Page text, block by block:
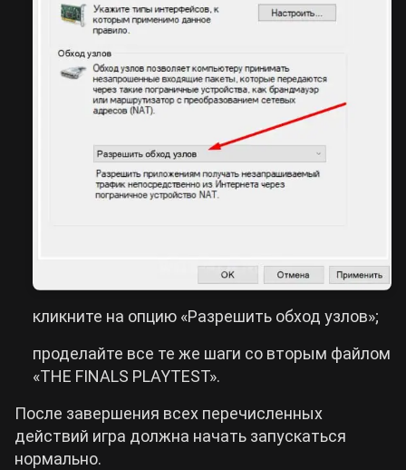
кликните на опцию «Разрешить обход узлов»;
проделайте все те же шаги со вторым файлом
«THE FINALS PLAYTEST».
После завершения всех перечисленных
действий игра должна начать запускаться
нормально.